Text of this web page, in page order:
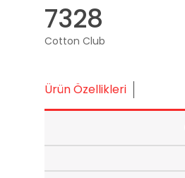
7328
Cotton Club
Ürün Özellikleri